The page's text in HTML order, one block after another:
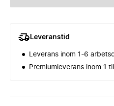
Leveranstid
Leverans inom 1-6
Premiumleverans inom 1